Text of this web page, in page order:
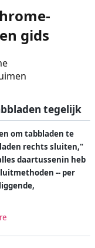
gids
tegelijk
om tabbladen te
rechts sluiten,"
daartussenin heb
-- per